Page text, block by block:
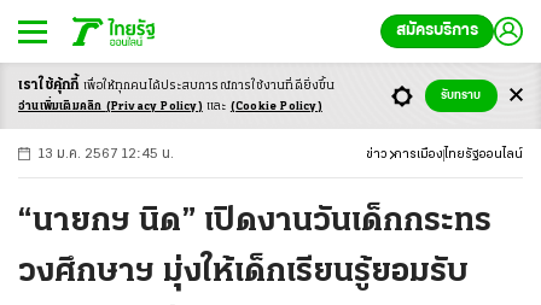
สมัครบริการ
-ก ก ก+
13 ม.ค. 2567 12:45 น. ข่าว การเมือง ไทยรัฐออนไลน์
“นายกฯ นิด” เปิดงานวันเด็กกระทร
วงศึกษาฯ มุ่งให้เด็กเรียนรู้ยอมรับ
เราใช้คุ้กกี้ เพื่อให้ทุกคนได้ประสบการณ์การใช้งานที่ดียิ่งขึ้น
อ่านเพิ่มเติมคลิก (Privacy Policy) และ (Cookie Policy)
รับทราบ